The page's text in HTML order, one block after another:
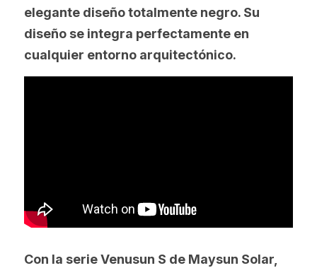
elegante diseño totalmente negro. Su
diseño se integra perfectamente en
cualquier entorno arquitectónico.
Con la serie Venusun S de Maysun Solar,